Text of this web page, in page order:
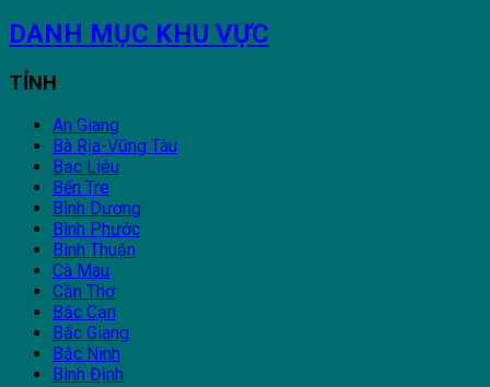
DANH MỤC KHU VỰC
TỈNH
An Giang
Bà Rịa-Vũng Tàu
Bạc Liêu
Bến Tre
Bình Dương
Bình Phước
Bình Thuận
Cà Mau
Cần Thơ
Bắc Cạn
Bắc Giang
Bắc Ninh
Bình Định